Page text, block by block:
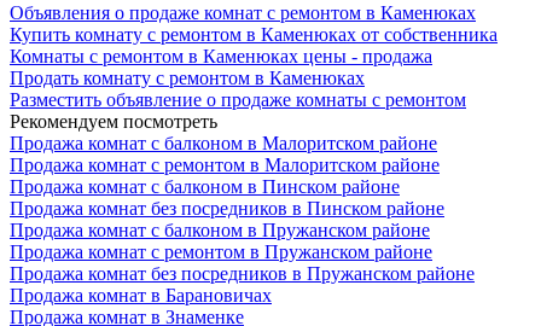
Объявления о продаже комнат с ремонтом в Каменюках
Купить комнату с ремонтом в Каменюках от собственника
Комнаты с ремонтом в Каменюках цены - продажа
Продать комнату с ремонтом в Каменюках
Разместить объявление о продаже комнаты с ремонтом
Рекомендуем посмотреть
Продажа комнат с балконом в Малоритском районе
Продажа комнат с ремонтом в Малоритском районе
Продажа комнат с балконом в Пинском районе
Продажа комнат без посредников в Пинском районе
Продажа комнат с балконом в Пружанском районе
Продажа комнат с ремонтом в Пружанском районе
Продажа комнат без посредников в Пружанском районе
Продажа комнат в Барановичах
Продажа комнат в Знаменке